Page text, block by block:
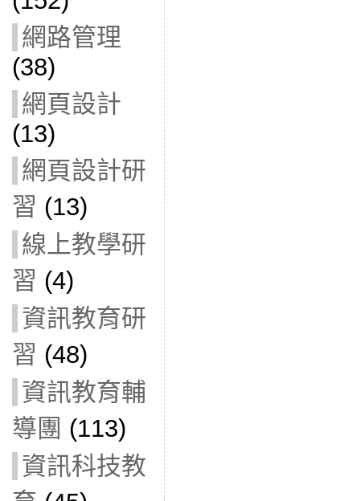
網路管理
(38)
網頁設計
(13)
網頁設計研
習 (13)
線上教學研
習 (4)
資訊教育研
習 (48)
資訊教育輔
導團 (113)
資訊科技教